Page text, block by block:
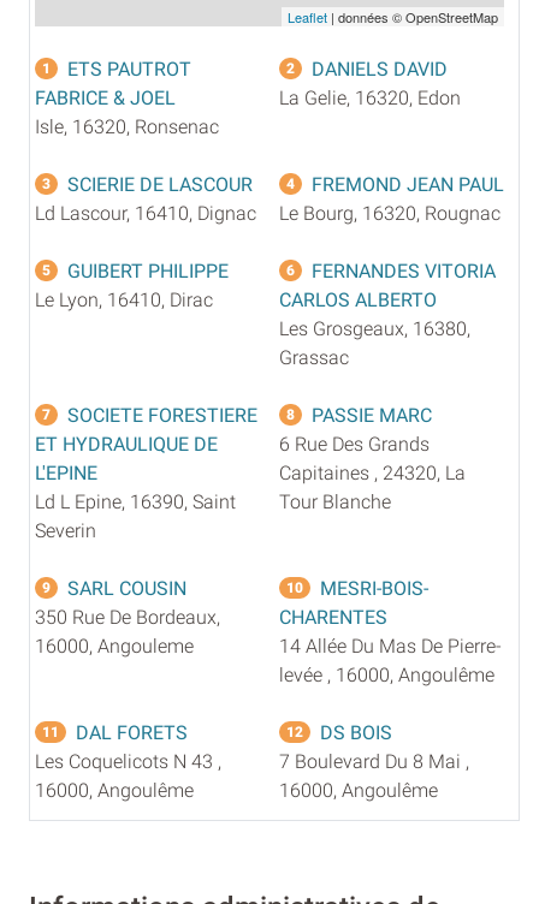
Leaflet | données © OpenStreetMap
1
ETS PAUTROT
FABRICE & JOEL
Isle, 16320, Ronsenac
2
DANIELS DAVID
La Gelie, 16320, Edon
3
SCIERIE DE LASCOUR
Ld Lascour, 16410, Dignac
4
FREMOND JEAN PAUL
Le Bourg, 16320, Rougnac
5
GUIBERT PHILIPPE
Le Lyon, 16410, Dirac
6
FERNANDES VITORIA
CARLOS ALBERTO
Les Grosgeaux, 16380,
Grassac
7
SOCIETE FORESTIERE
ET HYDRAULIQUE DE
L'EPINE
Ld L Epine, 16390, Saint
Severin
8
PASSIE MARC
6 Rue Des Grands
Capitaines , 24320, La
Tour Blanche
9
SARL COUSIN
350 Rue De Bordeaux,
16000, Angouleme
10
MESRI-BOIS-
CHARENTES
14 Allée Du Mas De Pierre-
levée , 16000, Angoulême
11
DAL FORETS
Les Coquelicots N 43 ,
16000, Angoulême
12
DS BOIS
7 Boulevard Du 8 Mai ,
16000, Angoulême